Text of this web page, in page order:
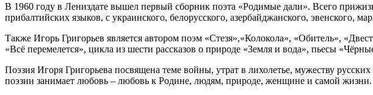
В 1960 году в Лениздате вышел первый сборник поэта «Родимые дали». Всего
прибалтийских языков, с украинского, белорусского, азербайджанского, эвенского,
Также Игорь Григорьев является автором поэм «Стезя»,«Колокола», «Обитель»,
«Всё перемелется», цикла из шести рассказов о природе «Земля и вода», пьесы
Поэзия Игоря Григорьева посвящена теме войны, утрат в лихолетье, мужеству
поэзии занимает любовь – любовь к Родине, людям, природе, женщине и самой жизни.